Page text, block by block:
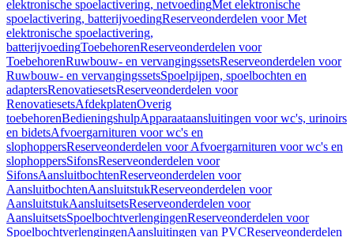
elektronische spoelactivering, netvoedingMet elektronische
spoelactivering, batterijvoedingReserveonderdelen voor Met
elektronische spoelactivering,
batterijvoedingToebehorenReserveonderdelen voor
ToebehorenRuwbouw- en vervangingssetsReserveonderdelen voor
Ruwbouw- en vervangingssetsSpoelpijpen, spoelbochten en
adaptersRenovatiesetsReserveonderdelen voor
RenovatiesetsAfdekplatenOverig
toebehorenBedieningshulpApparaataansluitingen voor wc's, urinoirs
en bidetsAfvoergarnituren voor wc's en
slophoppersReserveonderdelen voor Afvoergarnituren voor wc's en
slophoppersSifonsReserveonderdelen voor
SifonsAansluitbochtenReserveonderdelen voor
AansluitbochtenAansluitstukReserveonderdelen voor
AansluitstukAansluitsetsReserveonderdelen voor
AansluitsetsSpoelbochtverlengingenReserveonderdelen voor
SpoelbochtverlengingenAansluitingen van PVCReserveonderdelen